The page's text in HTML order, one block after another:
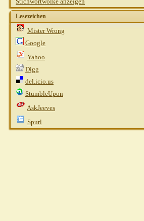
Lesezeichen
Mister Wrong
Google
Yahoo
Digg
del.icio.us
StumbleUpon
AskJeeves
Spurl